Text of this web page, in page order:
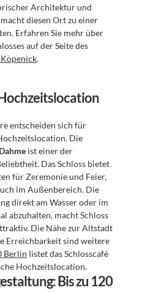
Architektur und
diesen Ort zu einer
Erfahren Sie mehr über
.
entscheiden sich für
ist einer der
Das Schloss bietet
für Zeremonie und Feier,
im Außenbereich. Die
direkt am Wasser oder im
abzuhalten, macht Schloss
Die Nähe zur Altstadt
Erreichbarkeit sind weitere
Berlin listet das Schlosscafé
Hochzeitslocation.
Bis zu 120